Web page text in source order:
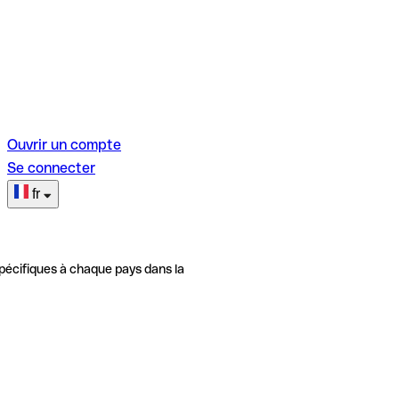
Ouvrir un compte
Se connecter
fr
à chaque pays dans la